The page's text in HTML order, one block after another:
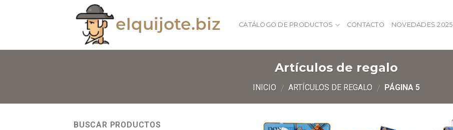
CATÁLOGO DE PRODUCTOS CONTACTO NOVEDADES 2025
Artículos de regalo
INICIO / ARTÍCULOS DE REGALO / PÁGINA 5
BUSCAR PRODUCTOS